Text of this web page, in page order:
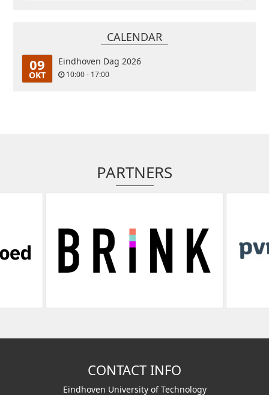
CALENDAR
09
OKT
Eindhoven Dag 2026
10:00 - 17:00
PARTNERS
CONTACT INFO
Eindhoven University of Technology